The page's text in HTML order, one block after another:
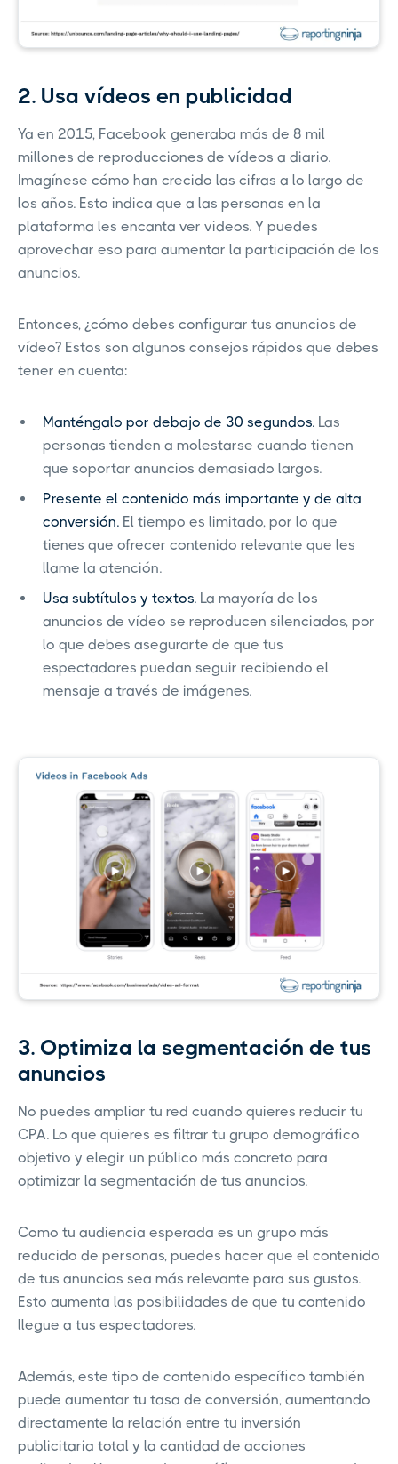
2. Usa vídeos en publicidad
Ya en 2015, Facebook generaba más de 8 mil
millones de reproducciones de vídeos a diario.
Imagínese cómo han crecido las cifras a lo largo de
los años. Esto indica que a las personas en la
plataforma les encanta ver videos. Y puedes
aprovechar eso para aumentar la participación de los
anuncios.
Entonces, ¿cómo debes configurar tus anuncios de
vídeo? Estos son algunos consejos rápidos que debes
tener en cuenta:
Manténgalo por debajo de 30 segundos. Las
personas tienden a molestarse cuando tienen
que soportar anuncios demasiado largos.
Presente el contenido más importante y de alta
conversión. El tiempo es limitado, por lo que
tienes que ofrecer contenido relevante que les
llame la atención.
Usa subtítulos y textos. La mayoría de los
anuncios de vídeo se reproducen silenciados, por
lo que debes asegurarte de que tus
espectadores puedan seguir recibiendo el
mensaje a través de imágenes.
3. Optimiza la segmentación de tus
anuncios
No puedes ampliar tu red cuando quieres reducir tu
CPA. Lo que quieres es filtrar tu grupo demográfico
objetivo y elegir un público más concreto para
optimizar la segmentación de tus anuncios.
Como tu audiencia esperada es un grupo más
reducido de personas, puedes hacer que el contenido
de tus anuncios sea más relevante para sus gustos.
Esto aumenta las posibilidades de que tu contenido
llegue a tus espectadores.
Además, este tipo de contenido específico también
puede aumentar tu tasa de conversión, aumentando
directamente la relación entre tu inversión
publicitaria total y la cantidad de acciones